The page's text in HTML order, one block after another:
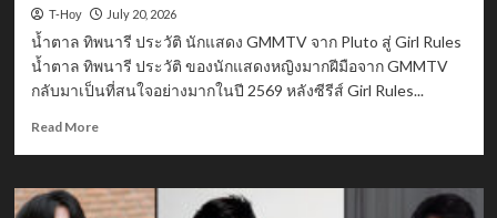
คน
T-Hoy July 20, 2026
น้ำตาล ทิพนารี ประวัติ นักแสดง GMMTV จาก Pluto สู่ Girl Rules
น้ำตาล ทิพนารี ประวัติ ของนักแสดงหญิงมากฝีมือจาก GMMTV
กลับมาเป็นที่สนใจอย่างมากในปี 2569 หลังซีรีส์ Girl Rules...
Read MoreRead
น้ำตาล
ทิพ